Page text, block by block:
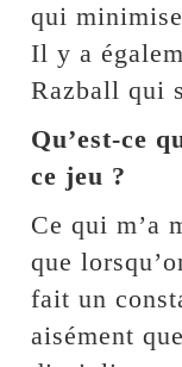
qui
Il y a
Razball qui
Qu’est-ce
ce jeu ?
Ce qui m’a
que
fait un
aisément